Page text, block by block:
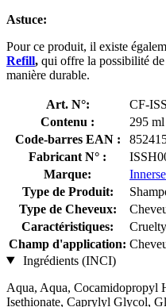
Astuce:
Pour ce produit, il existe
Refill, qui offre la possibilité
manière durable.
Art. N°:
CF-
Contenu :
295 ml
Code-barres EAN :
Fabricant N° :
Marque:
Type de Produit:
Type de Cheveux:
Caractéristiques:
Champ d'application:
Ingrédients (INCI)
Aqua, Aqua, Cocamidopropyl
Isethionate, Caprylyl Glycol,